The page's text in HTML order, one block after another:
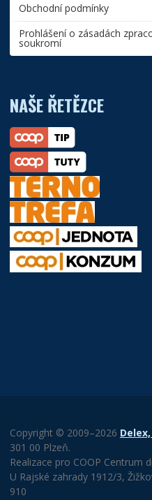
Obchodní podmínky
Prohlášení o zásadách
soukromí
NAŠE ŘETĚZCE
Copyright © 2009–2026
301 00 Plzeň.
Realizace pro COOP Centrum
U Rajské zahrady 1912/3,
910